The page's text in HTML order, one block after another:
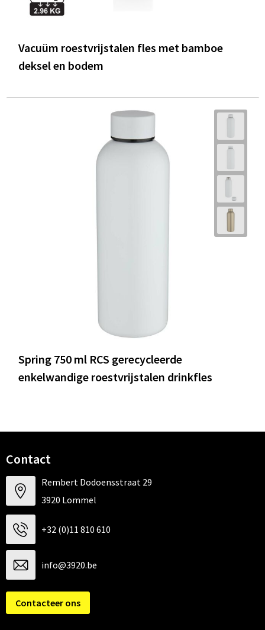
Vacuüm roestvrijstalen fles met bamboe
deksel en bodem
Spring 750 ml RCS gerecycleerde
enkelwandige roestvrijstalen drinkfles
Contact
Rembert Dodoensstraat 29
3920 Lommel
+32 (0)11 810 610
info@3920.be
Contacteer ons